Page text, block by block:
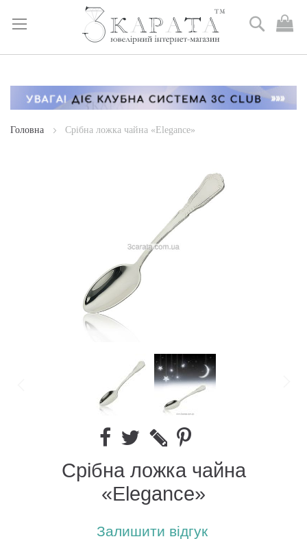
Skip
Content
Пошук
Головна Срібна ложка чайна «Elegance»
Срібна ложка чайна
«Elegance»
Залишити відгук